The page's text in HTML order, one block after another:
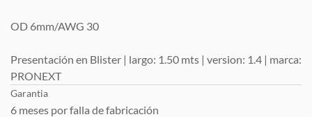
OD 6mm/AWG 30
Presentación en Blister | largo: 1.50 mts | version: 1.4 | marca:
PRONEXT
Garantia
6 meses por falla de fabricación